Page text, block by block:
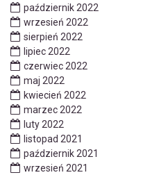
październik 2022
wrzesień 2022
sierpień 2022
lipiec 2022
czerwiec 2022
maj 2022
kwiecień 2022
marzec 2022
luty 2022
listopad 2021
październik 2021
wrzesień 2021